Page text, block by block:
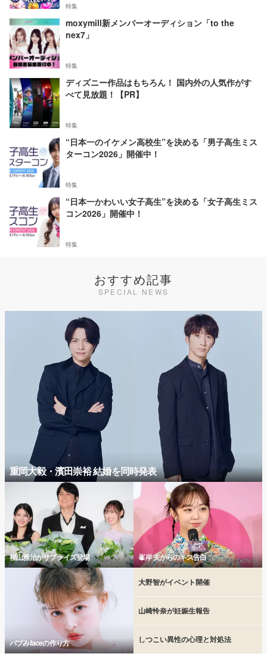
特集
moxymill新メンバーオーディション「to the
nex7」
特集
ディズニー作品はもちろん！ 国内外の人気作がす
べて見放題！【PR】
特集
“日本一のイケメン高校生”を決める「男子高生ミス
ターコン2026」開催中！
特集
“日本一かわいい女子高生”を決める「女子高生ミス
コン2026」開催中！
特集
おすすめ記事
SPECIAL NEWS
重岡大毅・濱田崇裕 結婚を同時発表
福山雅治がサプライズ登場 峯岸 夫からのキス告白
バブみfaceの作り方
大野智がイベント開催
山崎怜奈が妊娠生報告
しつこい異性の心理と対処法